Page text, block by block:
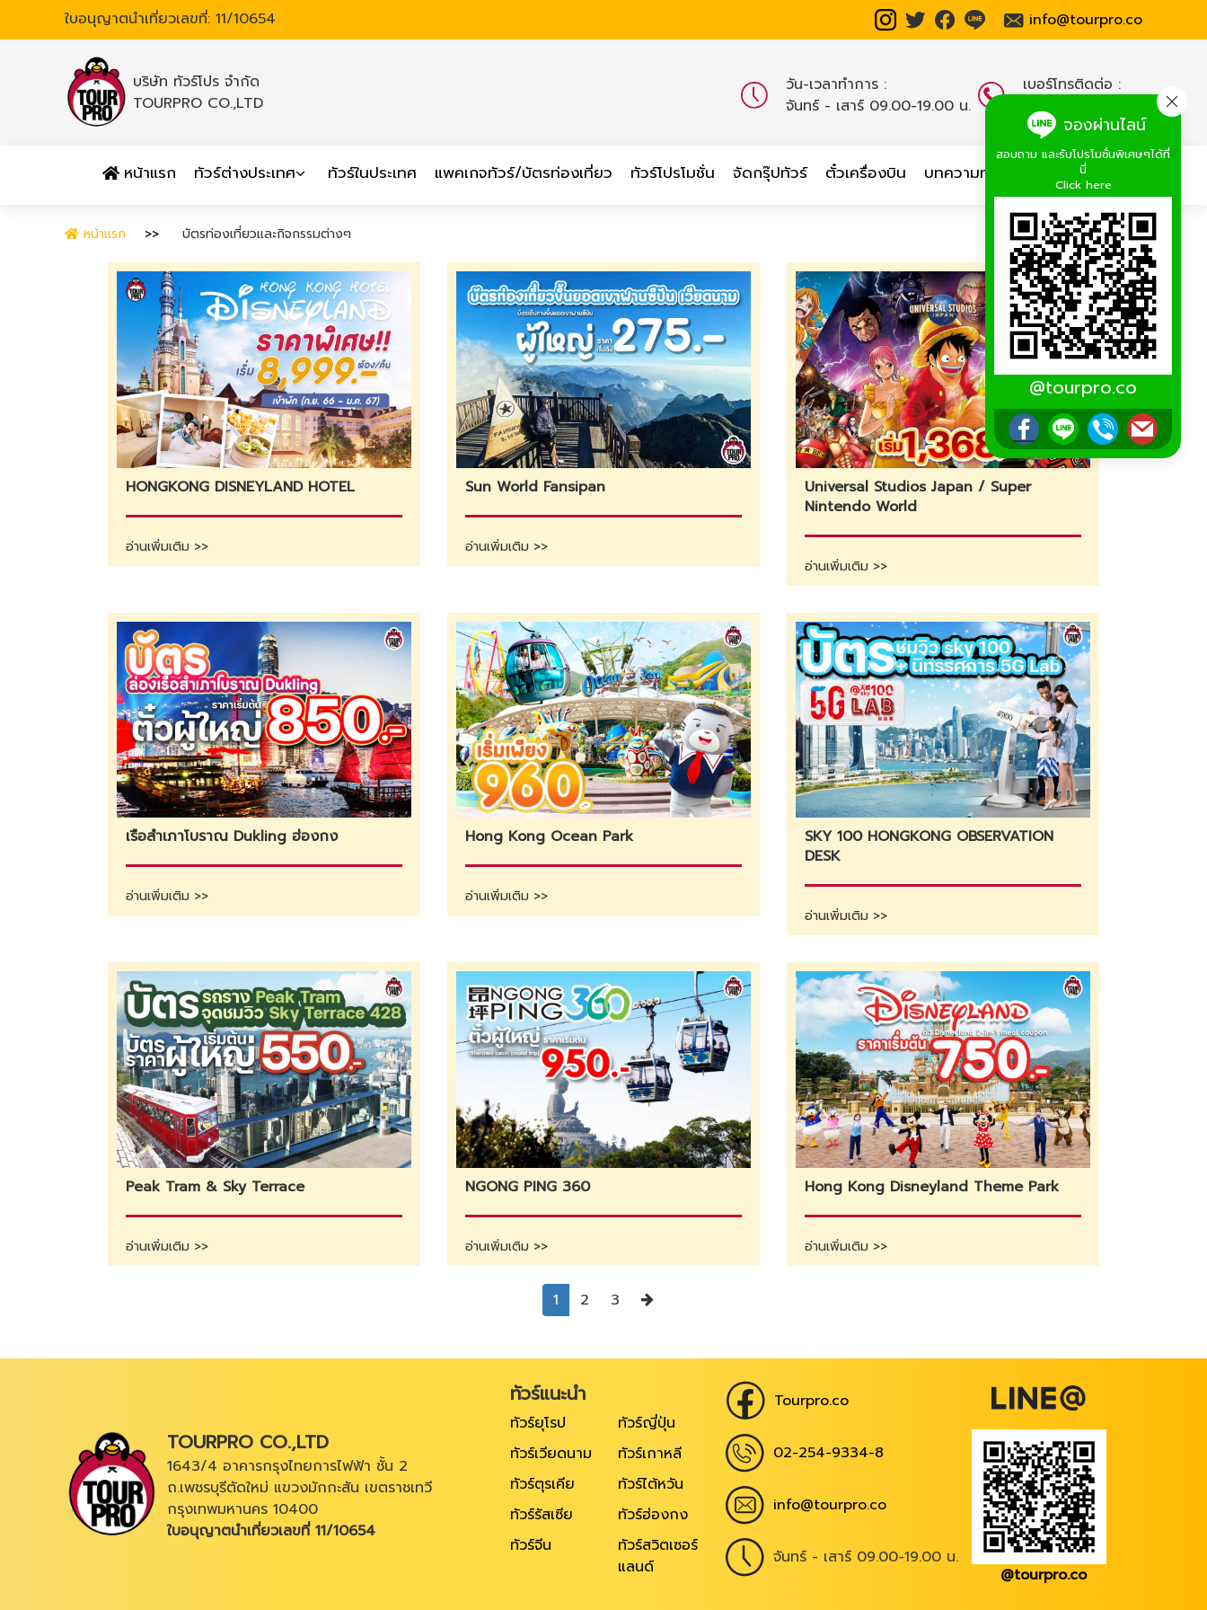
ใบอนุญาตนำเที่ยวเลขที่: 11/10654 info@tourpro.co
บริษัท ทัวร์โปร จำกัด
TOURPRO CO.,LTD
วัน-เวลาทำการ :
จันทร์ - เสาร์ 09.00-19.00 น.
เบอร์โทรติดต่อ :
02-254-9334-8
หน้าแรก ทัวร์ต่างประเทศ ทัวร์ในประเทศ แพคเกจทัวร์/บัตรท่องเที่ยว ทัวร์โปรโมชั่น จัดกรุ๊ปทัวร์ ตั๋วเครื่องบิน บทความท่องเที่ยว เกี่ยวกับเรา
จองผ่านไลน์
สอบถาม และรับโปรโมชั่นพิเศษๆได้ที่
นี่
Click here
@tourpro.co
หน้าแรก บัตรท่องเที่ยวและกิจกรรมต่างๆ
HONGKONG DISNEYLAND HOTEL
อ่านเพิ่มเติม >>
Sun World Fansipan
อ่านเพิ่มเติม >>
Universal Studios Japan / Super
Nintendo World
อ่านเพิ่มเติม >>
เรือสำเภาโบราณ Dukling ฮ่องกง
อ่านเพิ่มเติม >>
Hong Kong Ocean Park
อ่านเพิ่มเติม >>
SKY 100 HONGKONG OBSERVATION
DESK
อ่านเพิ่มเติม >>
Peak Tram & Sky Terrace
อ่านเพิ่มเติม >>
NGONG PING 360
อ่านเพิ่มเติม >>
Hong Kong Disneyland Theme Park
อ่านเพิ่มเติม >>
1 2 3
TOURPRO CO.,LTD
1643/4 อาคารกรุงไทยการไฟฟ้า ชั้น 2
ถ.เพชรบุรีตัดใหม่ แขวงมักกะสัน เขตราชเทวี
กรุงเทพมหานคร 10400
ใบอนุญาตนำเที่ยวเลขที่ 11/10654
ทัวร์แนะนำ
ทัวร์ยุโรป
ทัวร์ญี่ปุ่น
ทัวร์เวียดนาม
ทัวร์เกาหลี
ทัวร์ตุรเคีย
ทัวร์ไต้หวัน
ทัวร์รัสเซีย
ทัวร์ฮ่องกง
ทัวร์จีน
ทัวร์สวิตเซอร์
แลนด์
Tourpro.co
02-254-9334-8
info@tourpro.co
จันทร์ - เสาร์ 09.00-19.00 น.
@tourpro.co